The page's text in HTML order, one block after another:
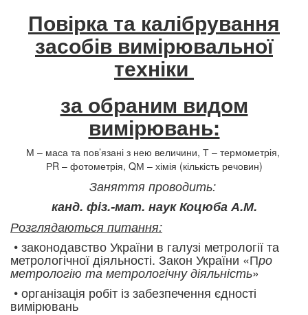
Повірка та калібрування
засобів вимірювальної
техніки
за обраним видом
вимірювань:
М – маса та пов’язані з нею величини, Т – термометрія,
РR – фотометрія, QМ – хімія (кількість речовин)
Заняття проводить:
канд. фіз.-мат. наук Коцюба А.М.
Розглядаються питання:
• законодавство України в галузі метрології та
метрологічної діяльності. Закон України «Про
метрологію та метрологічну діяльність»
• організація робіт із забезпечення єдності
вимірювань